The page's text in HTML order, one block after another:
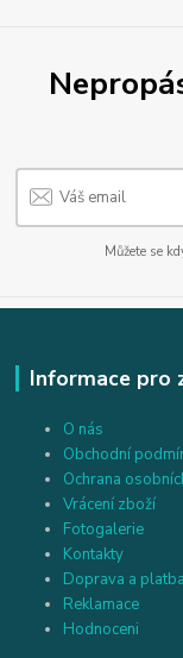
Můžete se
Informace pro
O nás
Obchodní
Ochrana
Vrácení zboží
Fotogalerie
Kontakty
Doprava a platba
Reklamace
Hodnoceni